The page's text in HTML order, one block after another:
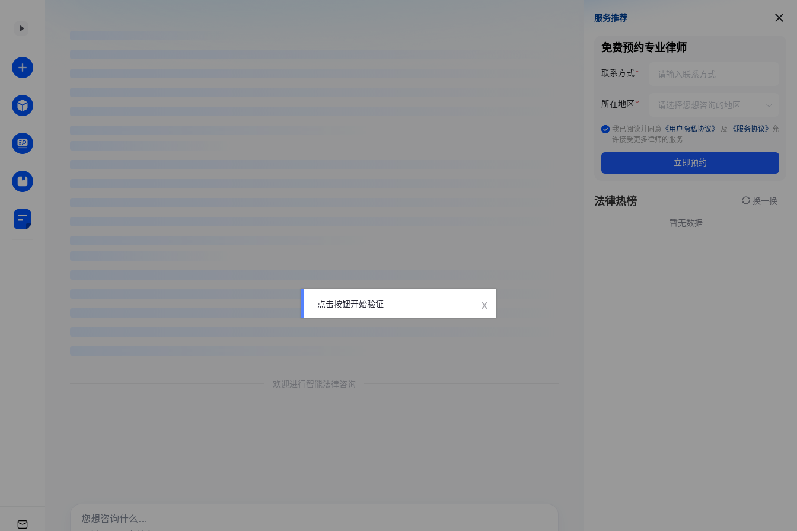
欢迎进行智能法律咨询
服务推荐
服务推荐
免费预约专业律师
联系方式
所在地区
我已阅读并同意 《用户隐私协议》 及 《服务协议》 允
许接受更多律师的服务
立即预约
法律热榜 换一换
暂无数据
点击按钮开始验证 x